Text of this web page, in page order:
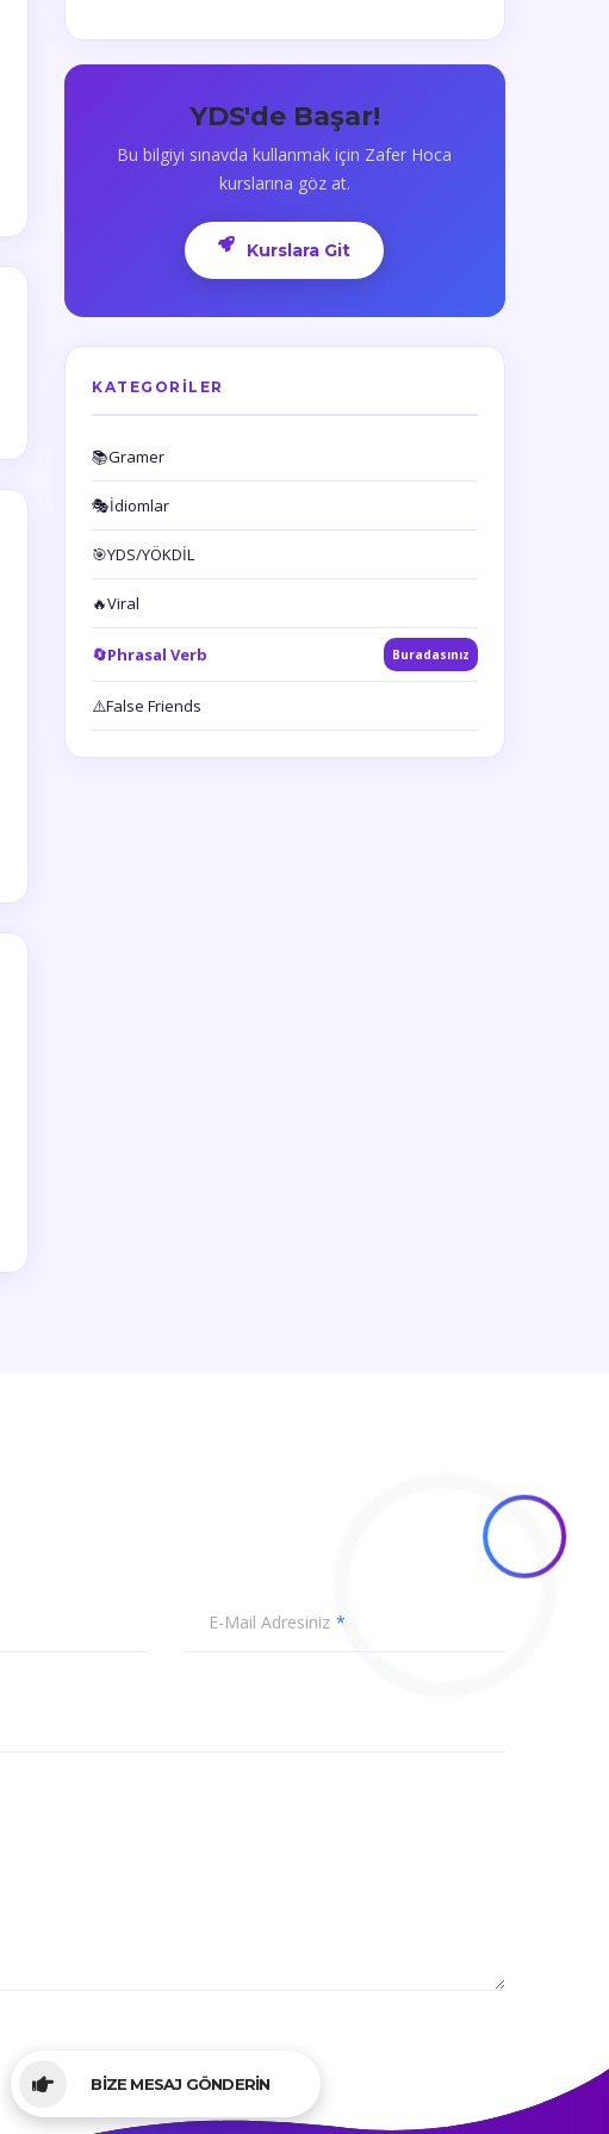
YDS'de Başar!
Bu bilgiyi sınavda kullanmak için Zafer Hoca
kurslarına göz at.
Kurslara Git
KATEGORILER
📚Gramer
🎭İdiomlar
🎯YDS/YÖKDİL
🔥Viral
🔄Phrasal Verb Buradasınız
⚠️False Friends
E-Mail Adresiniz
BİZE MESAJ GÖNDERİN